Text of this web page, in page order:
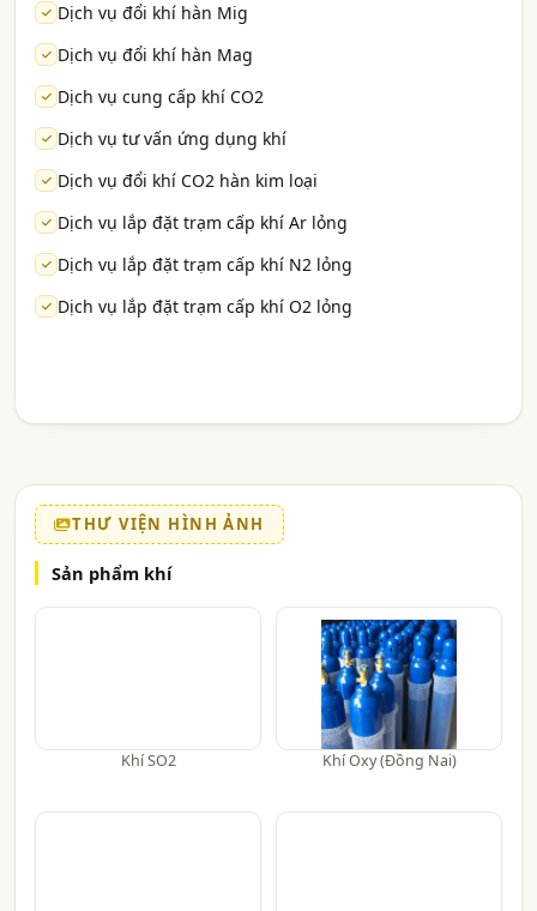
Dịch vụ đổi khí hàn Mig
Dịch vụ đổi khí hàn Mag
Dịch vụ cung cấp khí CO2
Dịch vụ tư vấn ứng dụng khí
Dịch vụ đổi khí CO2 hàn kim loại
Dịch vụ lắp đặt trạm cấp khí Ar lỏng
Dịch vụ lắp đặt trạm cấp khí N2 lỏng
Dịch vụ lắp đặt trạm cấp khí O2 lỏng
THƯ VIỆN HÌNH ẢNH
Sản phẩm khí
Khí SO2 Khí Oxy (Đồng Nai)